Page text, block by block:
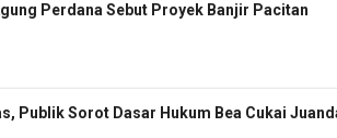
Perdana Sebut Proyek Banjir Pacitan
Publik Sorot Dasar Hukum Bea Cukai